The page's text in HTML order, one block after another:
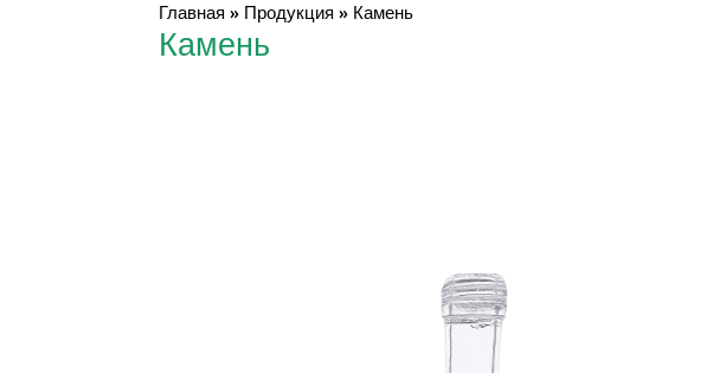
Главная » Продукция » Камень
Камень